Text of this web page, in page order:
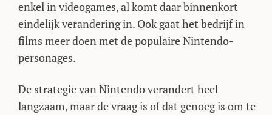
enkel in videogames, al komt daar binnenkort
eindelijk verandering in. Ook gaat het bedrijf in
films meer doen met de populaire Nintendo-
personages.
De strategie van Nintendo verandert heel
langzaam, maar de vraag is of dat genoeg is om te